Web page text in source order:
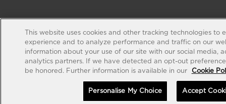
This website uses cookies and other tracking technologies to
experience and to analyze performance and traffic on our
information about your use of our site with our social media,
analytics partners. If we have detected an opt-out
be honored. Further information is available in our
Cookie
Personalise My Choice Accept